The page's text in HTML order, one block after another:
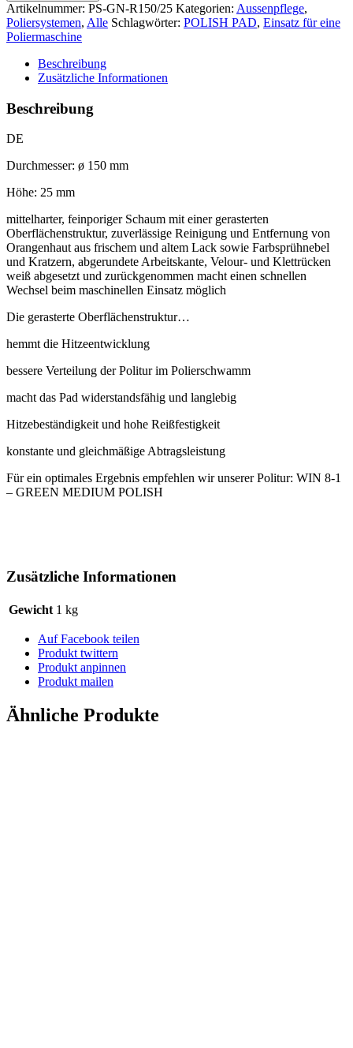
Artikelnummer: PS-GN-R150/25 Kategorien: Aussenpflege,
Poliersystemen, Alle Schlagwörter: POLISH PAD, Einsatz für eine
Poliermaschine
Beschreibung
Zusätzliche Informationen
Beschreibung
DE
Durchmesser: ø 150 mm
Höhe: 25 mm
mittelharter, feinporiger Schaum mit einer gerasterten
Oberflächenstruktur, zuverlässige Reinigung und Entfernung von
Orangenhaut aus frischem und altem Lack sowie Farbsprühnebel
und Kratzern, abgerundete Arbeitskante, Velour- und Klettrücken
weiß abgesetzt und zurückgenommen macht einen schnellen
Wechsel beim maschinellen Einsatz möglich
Die gerasterte Oberflächenstruktur…
hemmt die Hitzeentwicklung
bessere Verteilung der Politur im Polierschwamm
macht das Pad widerstandsfähig und langlebig
Hitzebeständigkeit und hohe Reißfestigkeit
konstante und gleichmäßige Abtragsleistung
Für ein optimales Ergebnis empfehlen wir unserer Politur: WIN 8-1
– GREEN MEDIUM POLISH
Zusätzliche Informationen
Gewicht 1 kg
Auf Facebook teilen
Produkt twittern
Produkt anpinnen
Produkt mailen
Ähnliche Produkte